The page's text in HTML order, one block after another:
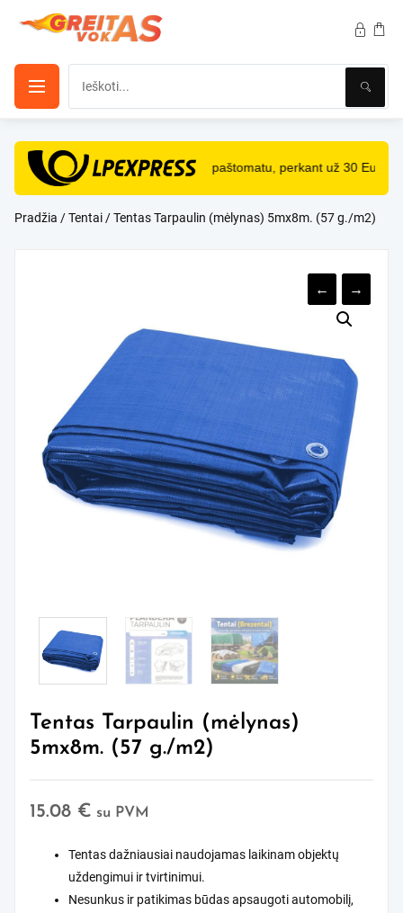
prie
NEMOKAMASpristatymas paštomatu, perkant už 30 Eur ir
Pradžia /Tentai/ Tentas Tarpaulin (mėlynas) 5mx8m. (57 g./m2)
← →
Tentas Tarpaulin (mėlynas)
5mx8m. (57 g./m2)
15.08 € su PVM
Tentas dažniausiai naudojamas laikinam objektų
uždengimui ir tvirtinimui.
Nesunkus ir patikimas būdas apsaugoti automobilį,